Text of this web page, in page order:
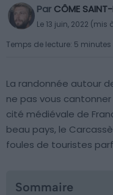
Par CÔME SAINT-
Le 13 juin, 2022
Temps de lecture: 5 minutes
La randonnée autour
ne pas vous
cité médiévale de
beau pays, le
foules de touristes
Sommaire